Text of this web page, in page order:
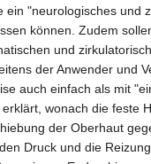
ein "neurologisches und
können. Zudem
und
der Anwender und
auch einfach als mit
wonach die feste
der Oberhaut
Druck und die